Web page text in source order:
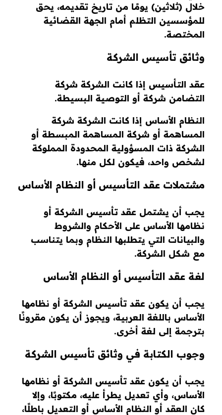
خلال (ثلاثين) يومًا من تاريخ تقديمه، يحق
للمؤسسين التظلم أمام الجهة القضائية
المختصة.
وثائق تأسيس الشركة
عقد التأسيس إذا كانت الشركة شركة
التضامن شركة أو التوصية البسيطة.
النظام الأساس إذا كانت الشركة شركة
المساهمة أو شركة المساهمة المبسطة أو
الشركة ذات المسؤولية المحدودة المملوكة
لشخص واحد، فيكون لكل منها.
مشتملات عقد التأسيس أو النظام الأساس
يجب أن يشتمل عقد تأسيس الشركة أو
نظامها الأساس على الأحكام والشروط
والبيانات التي يتطلبها النظام وبما يتناسب
مع شكل الشركة.
لغة عقد التأسيس أو النظام الأساس
يجب أن يكون عقد تأسيس الشركة أو نظامها
الأساس باللغة العربية، ويجوز أن يكون مقرونًا
بترجمة إلى لغة أخرى.
وجوب الكتابة في وثائق تأسيس الشركة
يجب أن يكون عقد تأسيس الشركة أو نظامها
الأساس، وأي تعديل يطرأ عليه، مكتوبًا، وإلا
كان العقد أو النظام الأساس أو التعديل باطلًا،